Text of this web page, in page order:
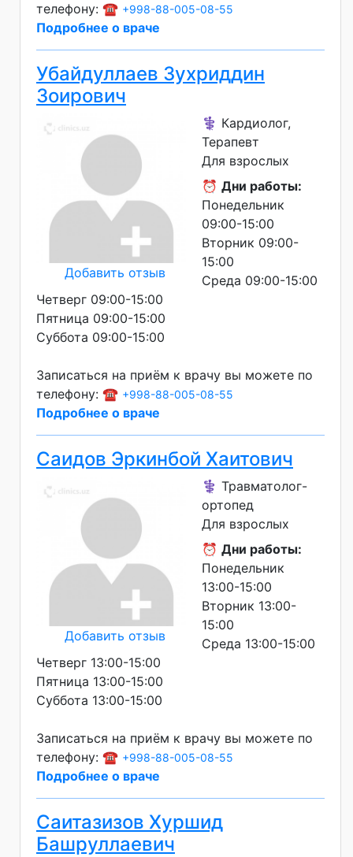
телефону: ☎️ +998-88-005-08-55
Подробнее о враче
Убайдуллаев Зухриддин
Зоирович
Добавить отзыв
⚕️ Кардиолог,
Терапевт
Для взрослых
⏰ Дни работы:
Понедельник
09:00-15:00
Вторник 09:00-
15:00
Среда 09:00-15:00
Четверг 09:00-15:00
Пятница 09:00-15:00
Суббота 09:00-15:00
Записаться на приём к врачу вы можете по
телефону: ☎️ +998-88-005-08-55
Подробнее о враче
Саидов Эркинбой Хаитович
Добавить отзыв
⚕️ Травматолог-
ортопед
Для взрослых
⏰ Дни работы:
Понедельник
13:00-15:00
Вторник 13:00-
15:00
Среда 13:00-15:00
Четверг 13:00-15:00
Пятница 13:00-15:00
Суббота 13:00-15:00
Записаться на приём к врачу вы можете по
телефону: ☎️ +998-88-005-08-55
Подробнее о враче
Саитазизов Хуршид
Башруллаевич